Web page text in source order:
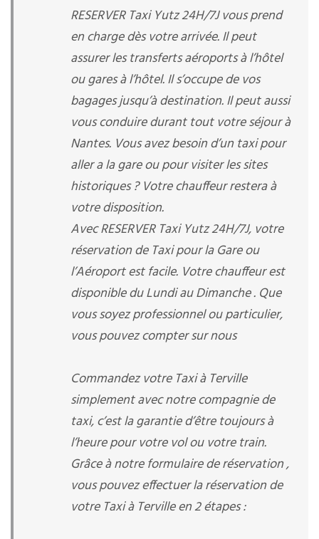
RESERVER Taxi Yutz 24H/7J vous prend
en charge dès votre arrivée. Il peut
assurer les transferts aéroports à l’hôtel
ou gares à l’hôtel. Il s’occupe de vos
bagages jusqu’à destination. Il peut aussi
vous conduire durant tout votre séjour à
Nantes. Vous avez besoin d’un taxi pour
aller a la gare ou pour visiter les sites
historiques ? Votre chauffeur restera à
votre disposition.
Avec RESERVER Taxi Yutz 24H/7J, votre
réservation de Taxi pour la Gare ou
l’Aéroport est facile. Votre chauffeur est
disponible du Lundi au Dimanche . Que
vous soyez professionnel ou particulier,
vous pouvez compter sur nous
Commandez votre Taxi à Terville
simplement avec notre compagnie de
taxi, c’est la garantie d’être toujours à
l’heure pour votre vol ou votre train.
Grâce à notre formulaire de réservation ,
vous pouvez effectuer la réservation de
votre Taxi à Terville en 2 étapes :